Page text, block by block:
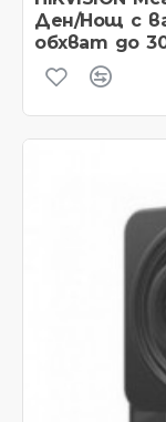
Ден/Нощ с
обхват до 30